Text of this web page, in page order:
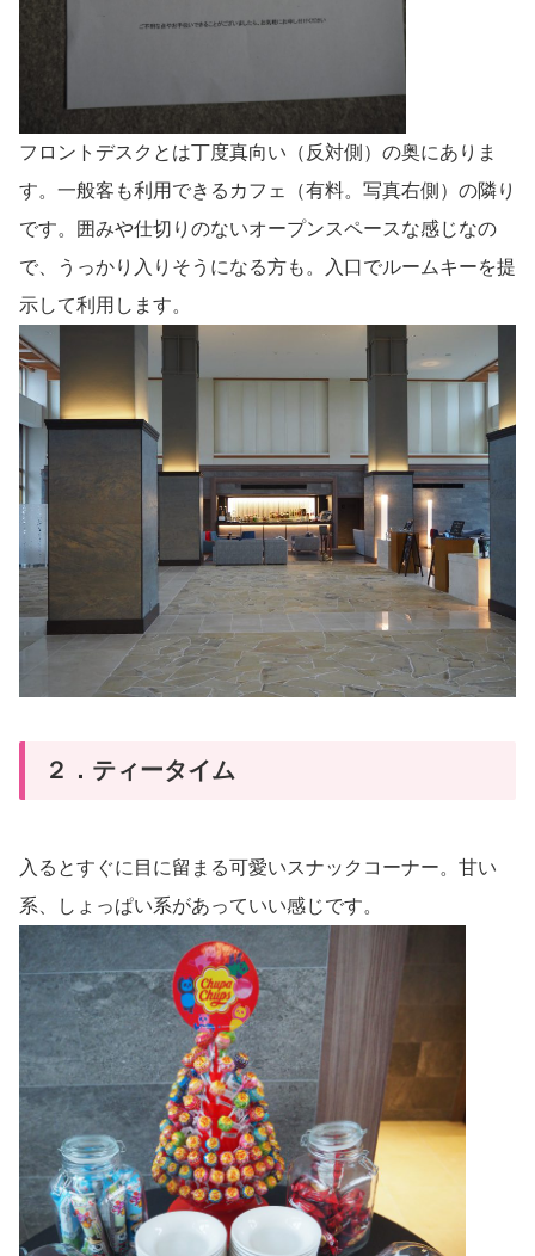
フロントデスクとは丁度真向い（反対側）の奥にありま
す。一般客も利用できるカフェ（有料。写真右側）の隣り
です。囲みや仕切りのないオープンスペースな感じなの
で、うっかり入りそうになる方も。入口でルームキーを提
示して利用します。
２．ティータイム
入るとすぐに目に留まる可愛いスナックコーナー。甘い
系、しょっぱい系があっていい感じです。